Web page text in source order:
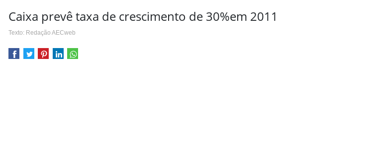
Caixa prevê taxa de crescimento de 30%em 2011
Texto: Redação AECweb